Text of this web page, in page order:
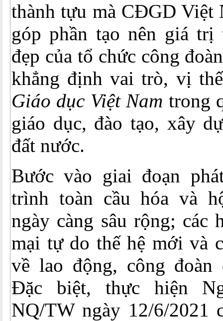
thành tựu mà CĐGD Việt
góp phần tạo nên giá trị
đẹp của tổ chức công
khẳng định vai trò, vị
Giáo dục Việt Nam trong
giáo dục, đào tạo, xây
đất nước.
Bước vào giai đoạn
trình toàn cầu hóa và
ngày càng sâu rộng; các
mại tự do thế hệ mới và
về lao động, công
Đặc biệt, thực hiện
NQ/TW ngày 12/6/2021